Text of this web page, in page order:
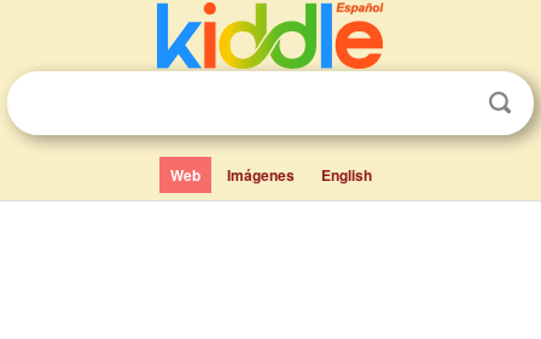
Web Imágenes English